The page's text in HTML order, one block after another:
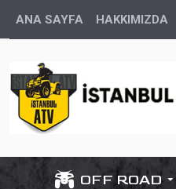
ANA SAYFA HAKKIMIZDA
OFF ROAD